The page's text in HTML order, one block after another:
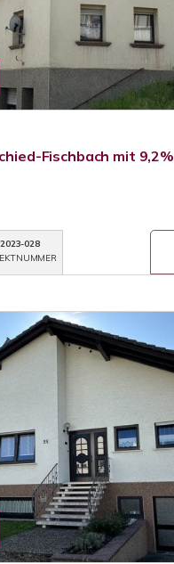
Fischbach mit 9,2%
2023-028